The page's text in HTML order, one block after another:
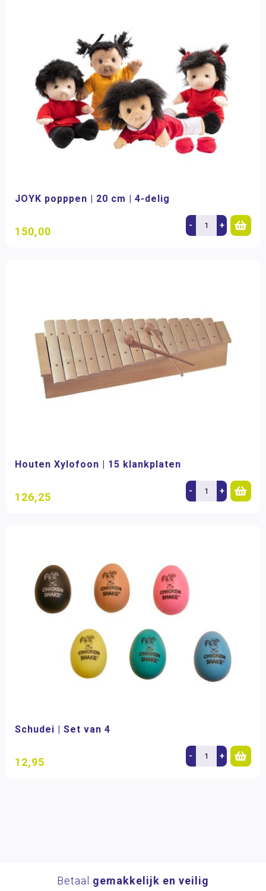
JOYK popppen | 20 cm | 4-delig
150,00 - +
Houten Xylofoon | 15 klankplaten
126,25 - +
Schudei | Set van 4
12,95 - +
Betaal gemakkelijk en veilig